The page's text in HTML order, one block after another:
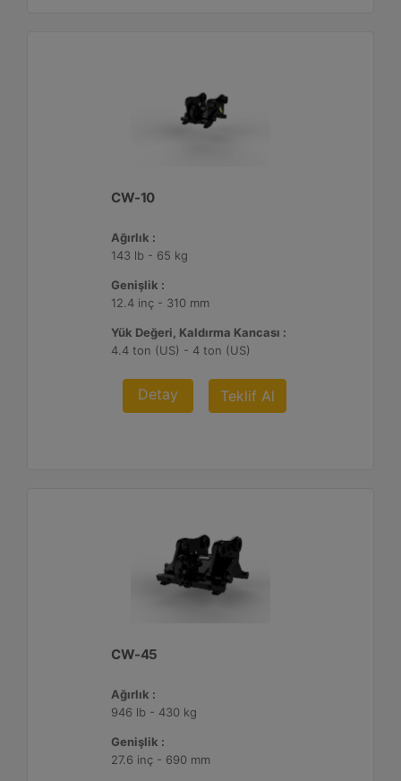
CW-10
Ağırlık :
143 lb - 65 kg
Genişlik :
12.4 inç - 310 mm
Yük Değeri, Kaldırma Kancası :
4.4 ton (US) - 4 ton (US)
Detay Teklif Al
CW-45
Ağırlık :
946 lb - 430 kg
Genişlik :
27.6 inç - 690 mm